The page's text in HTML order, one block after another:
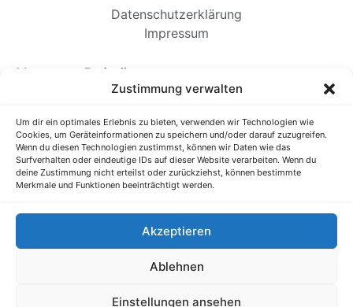
Zustimmung verwalten
Um dir ein optimales Erlebnis zu bieten, verwenden wir Technologien wie
Cookies, um Geräteinformationen zu speichern und/oder darauf zuzugreifen.
Wenn du diesen Technologien zustimmst, können wir Daten wie das
Surfverhalten oder eindeutige IDs auf dieser Website verarbeiten. Wenn du
deine Zustimmung nicht erteilst oder zurückziehst, können bestimmte
Merkmale und Funktionen beeinträchtigt werden.
Akzeptieren
Ablehnen
Einstellungen ansehen
Datenschutzerklärung
Impressum
Neueste Beiträge
Unternehmen aufbauen
Es ist Zeit, unsere Kommunikation am
Arbeitsplatz zu straffen
Verborgene Talente im Ausbildungssystem
Forschung: Wenn zusätzliche Anstrengungen Sie
in Ihrem Job schlechter machen
Alle Rechte vorbehalten @ Mittelstand-Wissen.de